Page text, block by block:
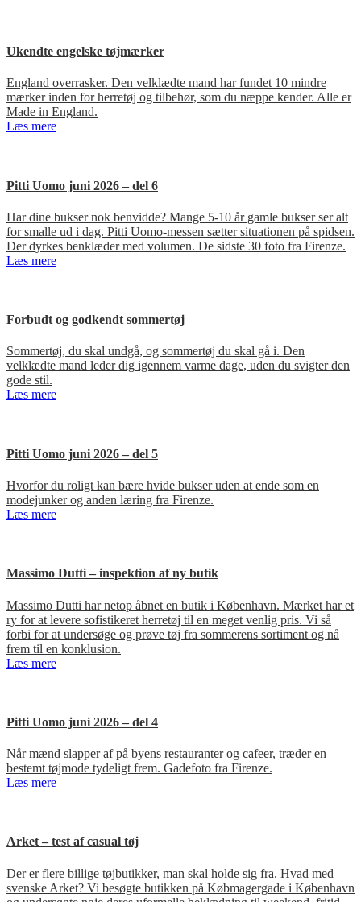
Ukendte engelske tøjmærker
England overrasker. Den velklædte mand har fundet 10 mindre
mærker inden for herretøj og tilbehør, som du næppe kender. Alle er
Made in England.
Læs mere
Pitti Uomo juni 2026 – del 6
Har dine bukser nok benvidde? Mange 5-10 år gamle bukser ser alt
for smalle ud i dag. Pitti Uomo-messen sætter situationen på spidsen.
Der dyrkes benklæder med volumen. De sidste 30 foto fra Firenze.
Læs mere
Forbudt og godkendt sommertøj
Sommertøj, du skal undgå, og sommertøj du skal gå i. Den
velklædte mand leder dig igennem varme dage, uden du svigter den
gode stil.
Læs mere
Pitti Uomo juni 2026 – del 5
Hvorfor du roligt kan bære hvide bukser uden at ende som en
modejunker og anden læring fra Firenze.
Læs mere
Massimo Dutti – inspektion af ny butik
Massimo Dutti har netop åbnet en butik i København. Mærket har et
ry for at levere sofistikeret herretøj til en meget venlig pris. Vi så
forbi for at undersøge og prøve tøj fra sommerens sortiment og nå
frem til en konklusion.
Læs mere
Pitti Uomo juni 2026 – del 4
Når mænd slapper af på byens restauranter og cafeer, træder en
bestemt tøjmode tydeligt frem. Gadefoto fra Firenze.
Læs mere
Arket – test af casual tøj
Der er flere billige tøjbutikker, man skal holde sig fra. Hvad med
svenske Arket? Vi besøgte butikken på Købmagergade i København